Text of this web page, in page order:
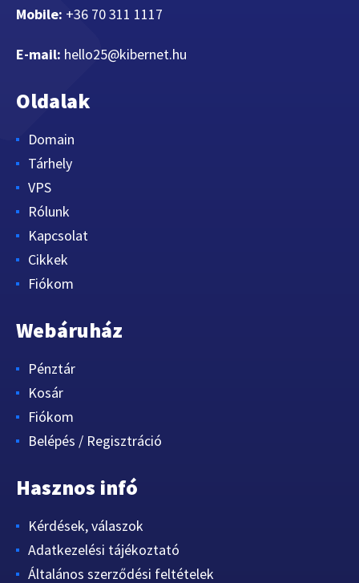
Mobile: +36 70 311 1117
E-mail: hello25@kibernet.hu
Oldalak
Domain
Tárhely
VPS
Rólunk
Kapcsolat
Cikkek
Fiókom
Webáruház
Pénztár
Kosár
Fiókom
Belépés / Regisztráció
Hasznos infó
Kérdések, válaszok
Adatkezelési tájékoztató
Általános szerződési feltételek